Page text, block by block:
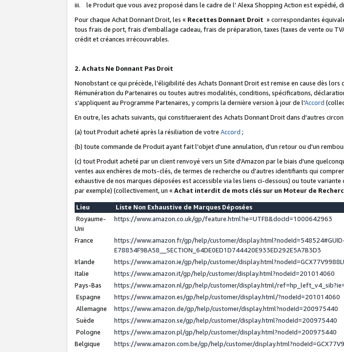
iii. le Produit que vous avez proposé dans le cadre de l' Alexa Shopping Action est expédié,
Pour chaque Achat Donnant Droit, les « Recettes Donnant Droit » correspondantes
tous frais de port, frais d'emballage cadeau, frais de préparation, taxes (taxes de vente ou
crédit et créances irrécouvrables.
2. Achats Ne Donnant Pas Droit
Nonobstant ce qui précède, l'éligibilité des Achats Donnant Droit est remise en cause dès
Rémunération du Partenaires ou toutes autres modalités, conditions, spécifications,
s'appliquent au Programme Partenaires, y compris la dernière version à jour de l'Accord
En outre, les achats suivants, qui constitueraient des Achats Donnant Droit dans d'autres
(a) tout Produit acheté après la résiliation de votre Accord ;
(b) toute commande de Produit ayant fait l'objet d'une annulation, d'un retour ou d'un
(c) tout Produit acheté par un client renvoyé vers un Site d'Amazon par le biais d'une
ventes aux enchères de mots-clés, de termes de recherche ou d'autres identifiants qui
exhaustive de nos marques déposées est accessible via les liens ci-dessous) ou toute
par exemple) (collectivement, un « Achat interdit de mots clés sur un Moteur de
Lieu
Liste Non Exhaustive de Marques Déposées
Royaume-
Uni
https://www.amazon.co.uk/gp/feature.html?ie=UTF8&docId=1000642963
France
https://www.amazon.fr/gp/help/customer/
E78834F9BA58__SECTION_64DE0ED1D744420E933ED292E5A7B3D3
Irlande
https://www.amazon.ie/gp/help/customer/
Italie
https://www.amazon.it/gp/help/customer/display.html?nodeId=201014060
Pays-Bas
https://www.amazon.nl/gp/help/customer/display.html/
Espagne
https://www.amazon.es/gp/help/customer/display.html/?nodeId=201014060
Allemagne
https://www.amazon.de/gp/help/customer/display.html?nodeId=200975440
Suède
https://www.amazon.se/gp/help/customer/display.html?nodeId=200975440
Pologne
https://www.amazon.pl/gp/help/customer/display.html?nodeId=200975440
Belgique
https://www.amazon.com.be/gp/help/customer/